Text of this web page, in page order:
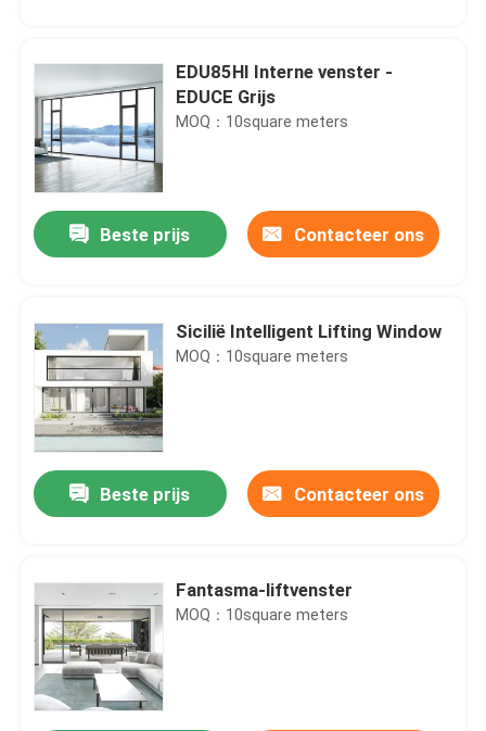
Huis
Producten
Video's
EDU85HI Interne venster -
EDUCE Grijs
MOQ：10square meters
Beste prijs Contacteer ons
Sicilië Intelligent Lifting Window
MOQ：10square meters
Beste prijs Contacteer ons
Fantasma-liftvenster
MOQ：10square meters